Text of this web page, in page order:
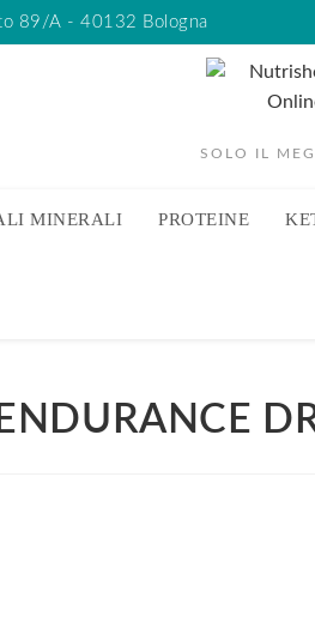
89/A - 40132 Bologna
SOLO IL
MINERALI PROTEINE